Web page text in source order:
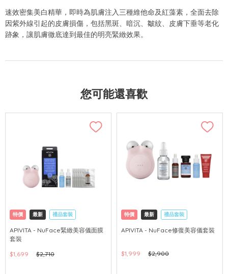
速效密集美白精華，即時為肌膚注入三種維他命及紅藻素，全面去除
因紫外線引起的皮膚損傷，包括黑斑、暗沉、皺紋、皮膚下垂等老化
跡象，讓肌膚徹底達到最佳的明亮緊緻效果。
您可能還喜歡
特價 最新 禮品套裝
網購店取 可中國內地配送
APIVITA - NuFace緊緻美容儀面膜
套裝
$1,699
$2,710
特價 最新 禮品套裝
網購店取 可中國內地配送
APIVITA - NuFace修復美容儀套裝
$1,999 $2,900